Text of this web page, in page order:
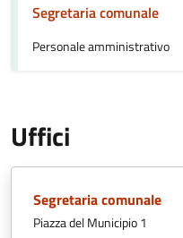
Segretaria comunale
Personale amministrativo
Uffici
Segretaria comunale
Piazza del Municipio 1